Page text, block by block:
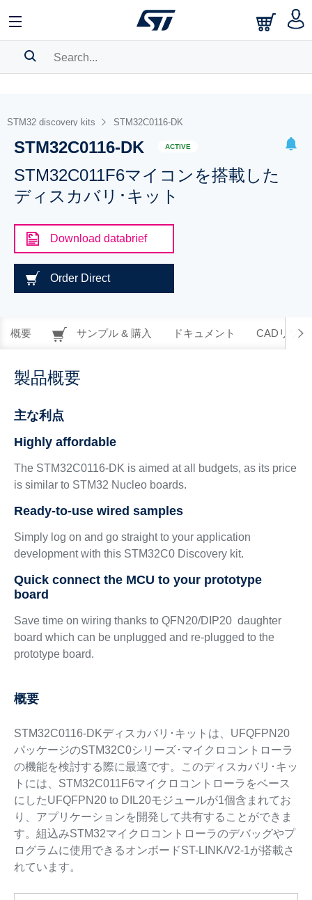
BOOKMARK
Pleaselog into show your saved searches.
STM32 discovery kits STM32C0116-DK
STM32C0116-DK ACTIVE
STM32C011F6マイコンを搭載した
ディスカバリ･キット
Download databrief
Order Direct
概要 サンプル & 購入 ドキュメント CADリソー
製品概要
主な利点
Highly affordable
The STM32C0116-DK is aimed at all budgets, as its price
is similar to STM32 Nucleo boards.
Ready-to-use wired samples
Simply log on and go straight to your application
development with this STM32C0 Discovery kit.
Quick connect the MCU to your prototype
board
Save time on wiring thanks to QFN20/DIP20 daughter
board which can be unplugged and re-plugged to the
prototype board.
概要
STM32C0116-DKディスカバリ･キットは、UFQFPN20
パッケージのSTM32C0シリーズ･マイクロコントローラ
の機能を検討する際に最適です。このディスカバリ･キッ
トには、STM32C011F6マイクロコントローラをベース
にしたUFQFPN20 to DIL20モジュールが1個含まれてお
り、アプリケーションを開発して共有することができま
す。組込みSTM32マイクロコントローラのデバッグやプ
ログラムに使用できるオンボードST-LINK/V2-1が搭載さ
れています。